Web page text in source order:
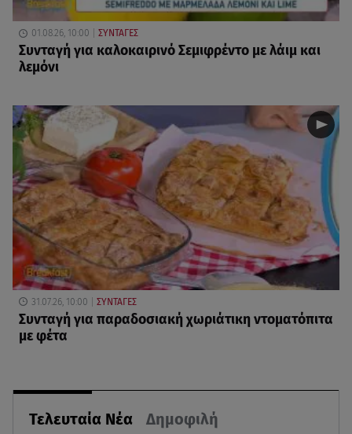
Τελευταία Νέα Δημοφιλή
01.08.26, 10:00 ΣΥΝΤΑΓΕΣ
Συνταγή για καλοκαιρινό Σεμιφρέντο με λάιμ και
λεμόνι
31.07.26, 10:00 ΣΥΝΤΑΓΕΣ
Συνταγή για παραδοσιακή χωριάτικη ντοματόπιτα
με φέτα